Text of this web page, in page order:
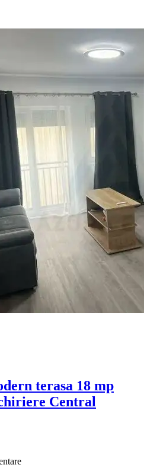
terasa 18 mp
Central